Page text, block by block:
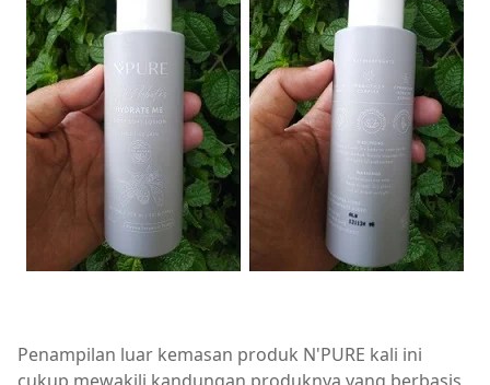
Penampilan luar kemasan produk N'PURE kali ini